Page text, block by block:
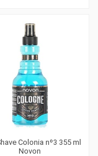
Colonia nº3 355 ml
Novon